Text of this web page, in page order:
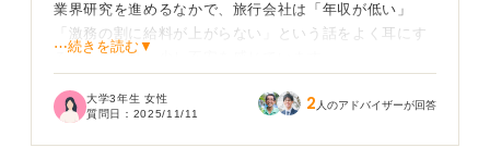
業界研究を進めるなかで、旅行会社は「年収が低い」
「激務の割に給料が上がらない」という話をよく耳にす
るようになり、少し不安を感じています。
特にコロナ禍の影響もあり業界全体が厳しい状況にある
⋯続きを読む▼
大学3年生 女性
質問日： 2025/11/11 2 人のアドバイザーが回答